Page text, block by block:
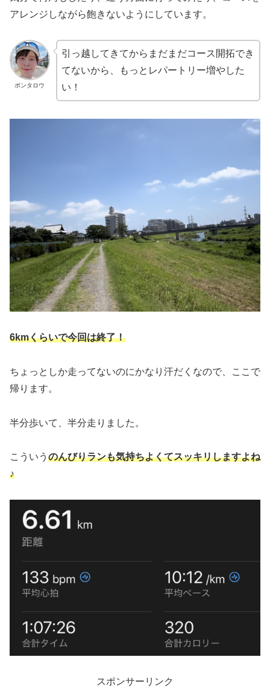
アレンジしながら飽きないようにしています。
ポンタロウ
引っ越してきてからまだまだコース開拓でき
てないから、もっとレパートリー増やした
い！
6kmくらいで今回は終了！
ちょっとしか走ってないのにかなり汗だくなので、ここで
帰ります。
半分歩いて、半分走りました。
こういう のんびりランも気持ちよくてスッキリしますよね
♪
スポンサーリンク